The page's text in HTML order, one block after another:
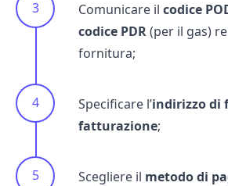
Comunicare il codice
codice PDR(per il gas)
fornitura;
Specificare l’indirizzo di
fatturazione;
Scegliere il metodo di